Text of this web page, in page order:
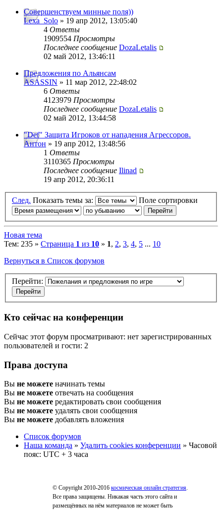
Совершенствуем минные поля))
Lexa_Solo » 19 апр 2012, 13:05:40
4 Ответы
1909554 Просмотры
Последнее сообщение DozaLetalis
02 май 2012, 13:46:11
Предложения по Альянсам
ASASSIN » 11 мар 2012, 22:48:02
6 Ответы
4123979 Просмотры
Последнее сообщение DozaLetalis
02 май 2012, 13:44:58
"Def" Защита Игроков от нападения Агрессоров.
Антон » 19 апр 2012, 13:48:56
1 Ответы
3110365 Просмотры
Последнее сообщение Ilinad
19 апр 2012, 20:36:11
След. Показать темы за: Поле сортировки
Новая тема
Тем: 235 » Страница 1 из 10 » 1, 2, 3, 4, 5 ... 10
Вернуться в Список форумов
Перейти:
Кто сейчас на конференции
Сейчас этот форум просматривают: нет зарегистрированных
пользователей и гости: 2
Права доступа
Вы не можете начинать темы
Вы не можете отвечать на сообщения
Вы не можете редактировать свои сообщения
Вы не можете удалять свои сообщения
Вы не можете добавлять вложения
Список форумов
Наша команда » Удалить cookies конференции » Часовой
пояс: UTC + 3 часа
© Copyright 2010-2016 космическая онлайн стратегия.
Все права защищены. Никакая часть этого сайта и
размещённых на нём материалов не может быть